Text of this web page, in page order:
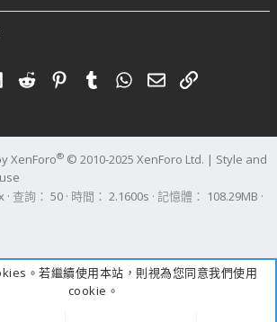
LinkedIn
RedditPinterestTumblrWhatsApp
電子郵件
連結
XenForo® © 2010-2025 XenForo Ltd. | Style and
查詢 50 時間 2.1600s 記憶體 108.29MB
。若繼續使用本站，則視為您同意我們使用
cookie。